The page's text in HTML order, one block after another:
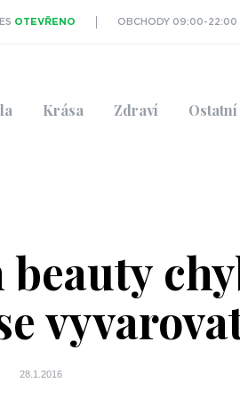
OTEVŘENO OBCHODY 09:00-22:00
Krása Zdraví Ostatní
28.1.2016